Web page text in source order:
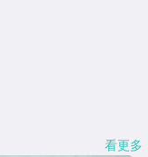
看更多